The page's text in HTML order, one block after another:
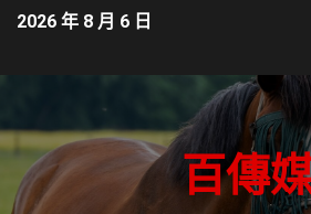
2026 年 8 月 6 日
百傳